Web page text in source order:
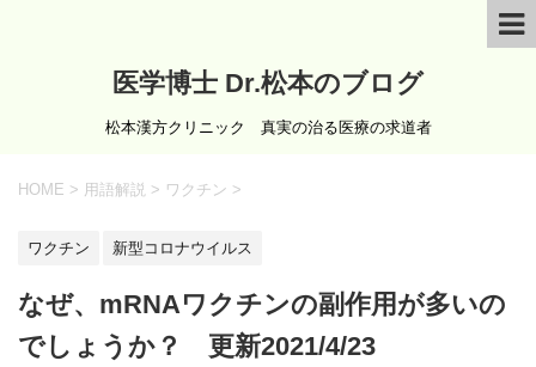
医学博士 Dr.松本のブログ
松本漢方クリニック 真実の治る医療の求道者
HOME > 用語解説 > ワクチン >
ワクチン 新型コロナウイルス
なぜ、mRNAワクチンの副作用が多いの
でしょうか？ 更新2021/4/23